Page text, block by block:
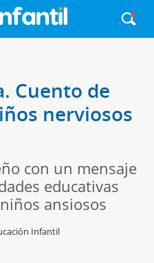
Cuento de
nerviosos
con un mensaje
educativas
ansiosos
Infantil